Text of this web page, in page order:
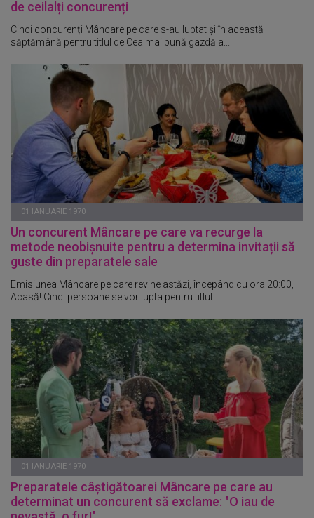
de ceilalți concurenți
Cinci concurenți Mâncare pe care s-au luptat și în această
săptămână pentru titlul de Cea mai bună gazdă a...
01 IANUARIE 1970
Un concurent Mâncare pe care va recurge la
metode neobișnuite pentru a determina invitații să
guste din preparatele sale
Emisiunea Mâncare pe care revine astăzi, începând cu ora 20:00,
Acasă! Cinci persoane se vor lupta pentru titlul...
01 IANUARIE 1970
Preparatele câștigătoarei Mâncare pe care au
determinat un concurent să exclame: "O iau de